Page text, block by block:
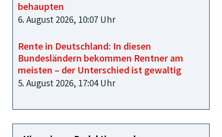
behaupten
6. August 2026, 10:07 Uhr
Rente in Deutschland: In diesen
Bundesländern bekommen Rentner am
meisten – der Unterschied ist gewaltig
5. August 2026, 17:04 Uhr